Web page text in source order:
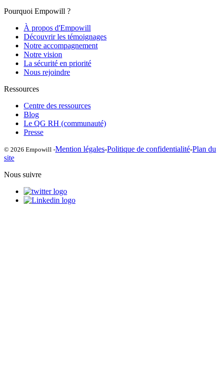
Pourquoi Empowill ?
À propos d'Empowill
Découvrir les témoignages
Notre accompagnement
Notre vision
La sécurité en priorité
Nous rejoindre
Ressources
Centre des ressources
Blog
Le QG RH (communauté)
Presse
© 2026 Empowill -Mention légales-Politique de confidentialité-Plan du
site
Nous suivre